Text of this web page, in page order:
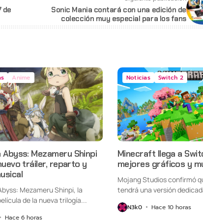
de
Sonic Mania contará con una edición de
colección muy especial para los fans
Anime
Abyss: Mezameru Shinpi
tráiler, reparto y
Mezameru Shinpi, la
de la nueva trilogía...
Hace 6 horas
Noticias Switch 2
Minecraft llega a
mejores gráficos y
Mojang Studios confirmó
tendrá una versión
N3k0 Hace 10 horas